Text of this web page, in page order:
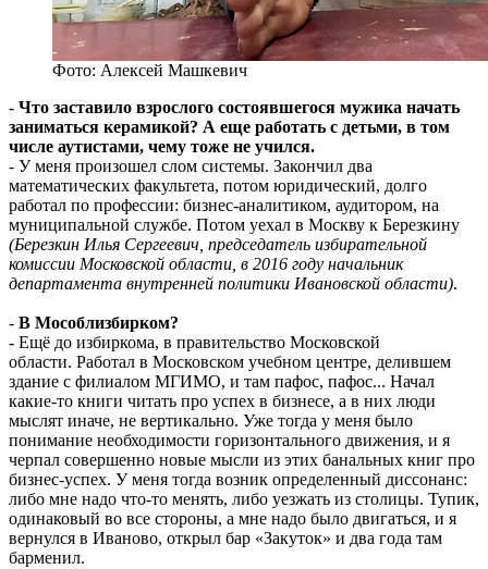
Фото: Алексей Машкевич
- Что заставило взрослого состоявшегося мужика начать
заниматься керамикой? А еще работать с детьми, в том
числе аутистами, чему тоже не учился.
- У меня произошел слом системы. Закончил два
математических факультета, потом юридический, долго
работал по профессии: бизнес-аналитиком, аудитором, на
муниципальной службе. Потом уехал в Москву к Березкину
(Березкин Илья Сергеевич, председатель избирательной
комиссии Московской области, в 2016 году начальник
департамента внутренней политики Ивановской области).
- В Мособлизбирком?
- Ещё до избиркома, в правительство Московской
области. Работал в Московском учебном центре, делившем
здание с филиалом МГИМО, и там пафос, пафос... Начал
какие-то книги читать про успех в бизнесе, а в них люди
мыслят иначе, не вертикально. Уже тогда у меня было
понимание необходимости горизонтального движения, и я
черпал совершенно новые мысли из этих банальных книг про
бизнес-успех. У меня тогда возник определенный диссонанс:
либо мне надо что-то менять, либо уезжать из столицы. Тупик,
одинаковый во все стороны, а мне надо было двигаться, и я
вернулся в Иваново, открыл бар «Закуток» и два года там
барменил.